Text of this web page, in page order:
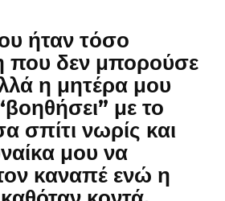
ήταν τόσο
που δεν μπορούσε
η μητέρα μου
με το
σπίτι νωρίς και
μου να
καναπέ ενώ η